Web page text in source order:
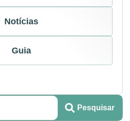
Notícias
Guia
Pesquisar